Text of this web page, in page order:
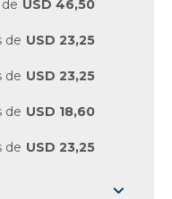
USD 46,50
de USD 23,25
de USD 23,25
de USD 18,60
de USD 23,25